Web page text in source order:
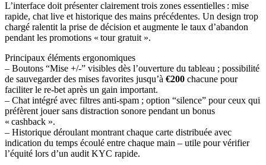
L’interface doit présenter clairement trois zones essentielles : mise
rapide, chat live et historique des mains précédentes. Un design trop
chargé ralentit la prise de décision et augmente le taux d’abandon
pendant les promotions « tour gratuit ».
Principaux éléments ergonomiques
– Boutons “Mise +/‑” visibles dès l’ouverture du tableau ; possibilité
de sauvegarder des mises favorites jusqu’à €200 chacune pour
faciliter le re‑bet après un gain important.
– Chat intégré avec filtres anti‑spam ; option “silence” pour ceux qui
préfèrent jouer sans distraction sonore pendant un bonus
« cashback ».
– Historique déroulant montrant chaque carte distribuée avec
indication du temps écoulé entre chaque main – utile pour vérifier
l’équité lors d’un audit KYC rapide.